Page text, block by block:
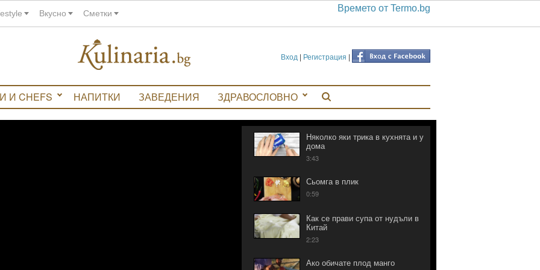
Вкусно Сметки Времето от Termo.bg
Вход | Регистрация |
И CHEFS НАПИТКИ ЗАВЕДЕНИЯ ЗДРАВОСЛОВНО
Няколко яки трика в кухнята и у
дома
3:43
Сьомга в плик
0:59
Как се прави супа от нудъли в
Китай
2:23
Ако обичате плод манго